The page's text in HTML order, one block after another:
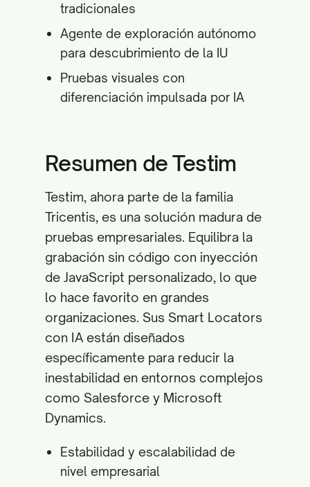
tradicionales
Agente de exploración autónomo
para descubrimiento de la IU
Pruebas visuales con
diferenciación impulsada por IA
Resumen de Testim
Testim, ahora parte de la familia
Tricentis, es una solución madura de
pruebas empresariales. Equilibra la
grabación sin código con inyección
de JavaScript personalizado, lo que
lo hace favorito en grandes
organizaciones. Sus Smart Locators
con IA están diseñados
específicamente para reducir la
inestabilidad en entornos complejos
como Salesforce y Microsoft
Dynamics.
Estabilidad y escalabilidad de
nivel empresarial